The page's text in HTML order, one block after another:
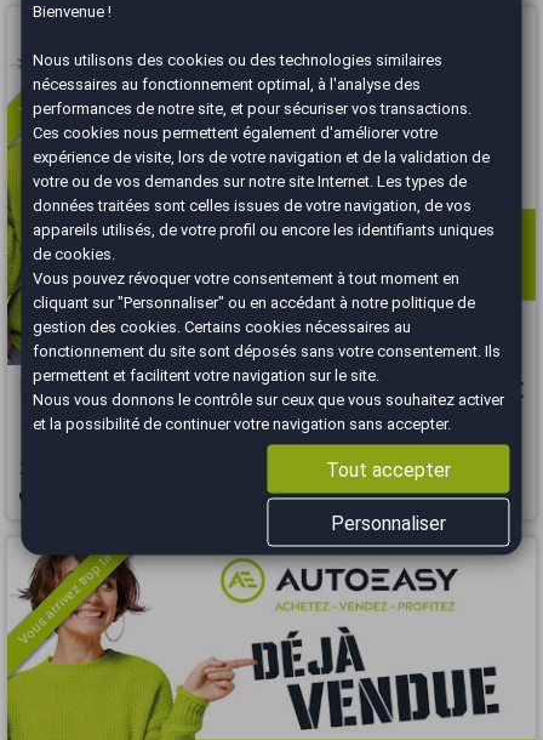
Vous arrivez trop tard
Peugeot 2008 6 990 €
1.2 110ch SS EAT6 GT Line / Distrib OK
2016 Automatique
Vous arrivez trop tard
Bienvenue !
Nous utilisons des cookies ou des technologies similaires
nécessaires au fonctionnement optimal, à l'analyse des
performances de notre site, et pour sécuriser vos transactions.
Ces cookies nous permettent également d'améliorer votre
expérience de visite, lors de votre navigation et de la validation de
votre ou de vos demandes sur notre site Internet. Les types de
données traitées sont celles issues de votre navigation, de vos
appareils utilisés, de votre profil ou encore les identifiants uniques
de cookies.
Vous pouvez révoquer votre consentement à tout moment en
cliquant sur "Personnaliser" ou en accédant à notrepolitique de
gestion des cookies . Certains cookies nécessaires au
fonctionnement du site sont déposés sans votre consentement. Ils
permettent et facilitent votre navigation sur le site.
Nous vous donnons le contrôle sur ceux que vous souhaitez activer
et la possibilité de continuer votre navigation sans accepter.
Tout accepter
Personnaliser